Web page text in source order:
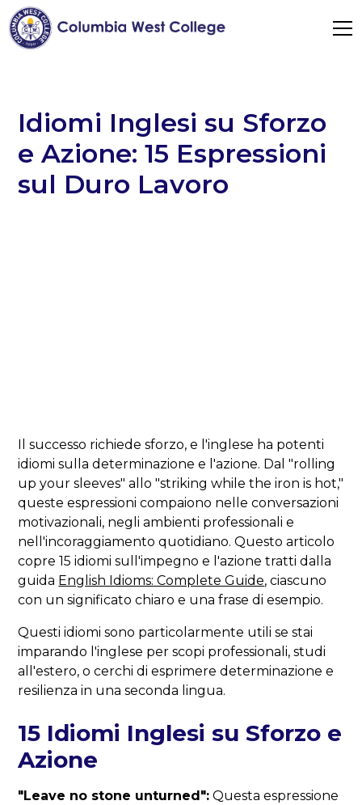
Idiomi Inglesi su Sforzo
e Azione: 15 Espressioni
sul Duro Lavoro
Il successo richiede sforzo, e l'inglese ha potenti
idiomi sulla determinazione e l'azione. Dal "rolling
up your sleeves" allo "striking while the iron is hot,"
queste espressioni compaiono nelle conversazioni
motivazionali, negli ambienti professionali e
nell'incoraggiamento quotidiano. Questo articolo
copre 15 idiomi sull'impegno e l'azione tratti dalla
guida English Idioms: Complete Guide, ciascuno
con un significato chiaro e una frase di esempio.
Questi idiomi sono particolarmente utili se stai
imparando l'inglese per scopi professionali, studi
all'estero, o cerchi di esprimere determinazione e
resilienza in una seconda lingua.
15 Idiomi Inglesi su Sforzo e
Azione
"Leave no stone unturned": Questa espressione